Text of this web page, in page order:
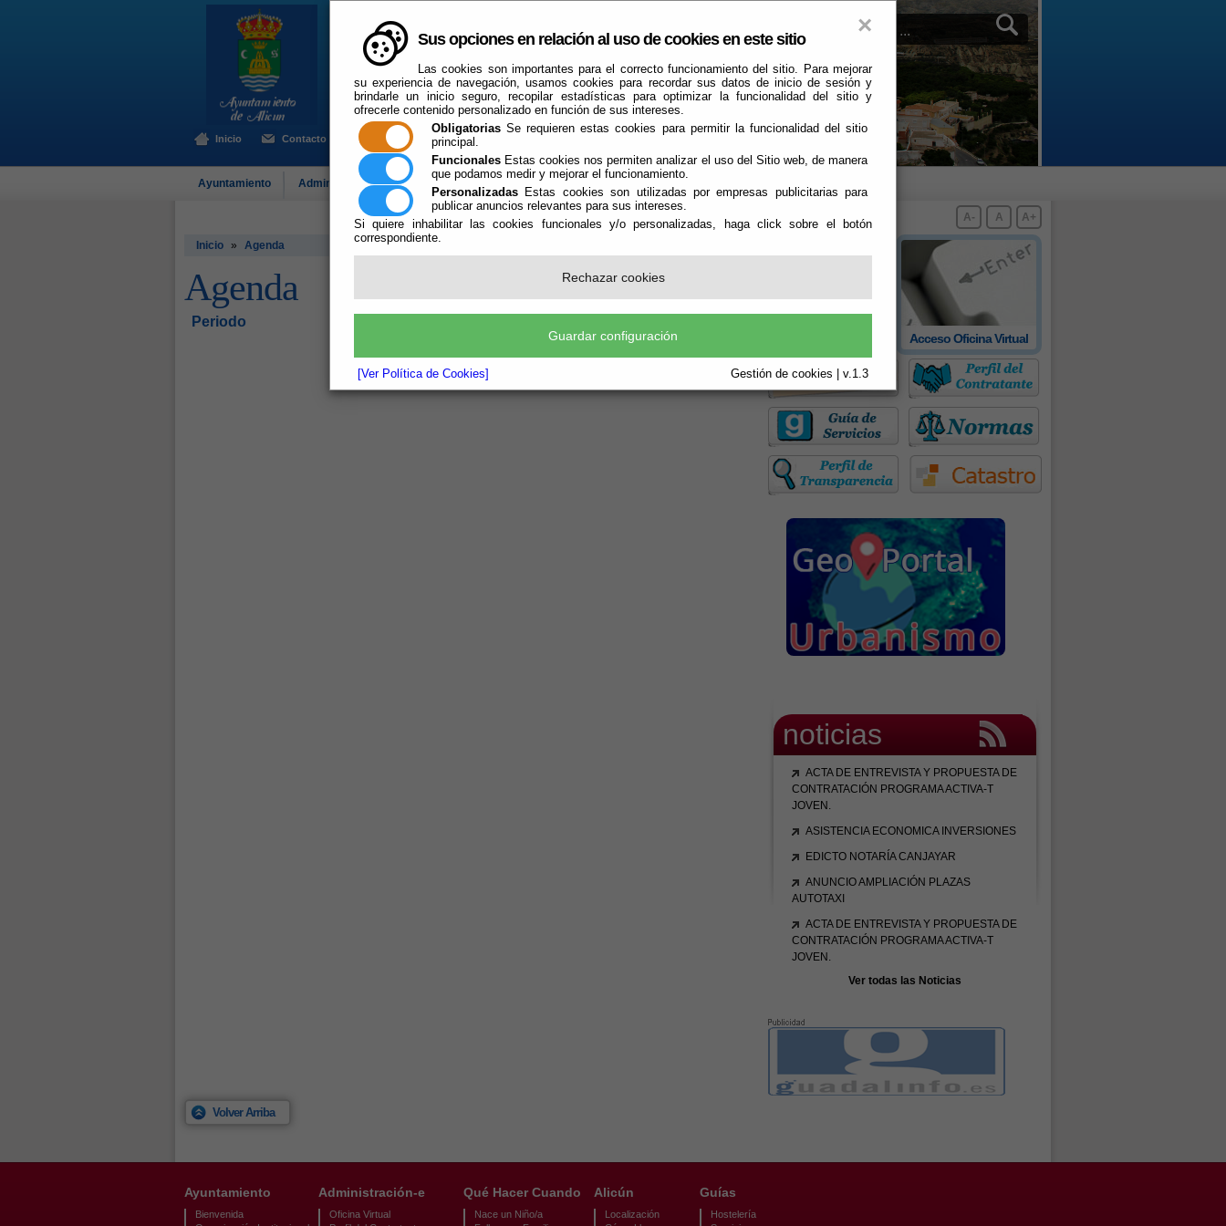
×
Sus opciones en relación al uso de cookies en este sitio
Las cookies son importantes para el correcto funcionamiento del sitio. Para mejorar
su experiencia de navegación, usamos cookies para recordar sus datos de inicio de sesión y
brindarle un inicio seguro, recopilar estadísticas para optimizar la funcionalidad del sitio y
ofrecerle contenido personalizado en función de sus intereses.
Obligatorias Se requieren estas cookies para permitir la funcionalidad del sitio
principal.
Funcionales Estas cookies nos permiten analizar el uso del Sitio web, de manera
que podamos medir y mejorar el funcionamiento.
Personalizadas Estas cookies son utilizadas por empresas publicitarias para
publicar anuncios relevantes para sus intereses.
Si quiere inhabilitar las cookies funcionales y/o personalizadas, haga click sobre el botón
correspondiente.
Rechazar cookies
Guardar configuración
[Ver Política de Cookies] Gestión de cookies | v.1.3
Inicio Contacto
Ayuntamiento Administración-e Qué Hacer Cuando Alicún
A+
A
A-
Acceso Oficina Virtual
noticias
ACTA DE ENTREVISTA Y PROPUESTA DE
CONTRATACIÓN PROGRAMA ACTIVA-T
JOVEN.
ASISTENCIA ECONOMICA INVERSIONES
EDICTO NOTARÍA CANJAYAR
ANUNCIO AMPLIACIÓN PLAZAS
AUTOTAXI
ACTA DE ENTREVISTA Y PROPUESTA DE
CONTRATACIÓN PROGRAMA ACTIVA-T
JOVEN.
Ver todas las Noticias
Inicio » Agenda
Agenda
Periodo
Volver Arriba
Ayuntamiento
Bienvenida
Administración-e
Oficina Virtual
Qué Hacer Cuando
Nace un Niño/a
Alicún
Localización
Guías
Hostelería